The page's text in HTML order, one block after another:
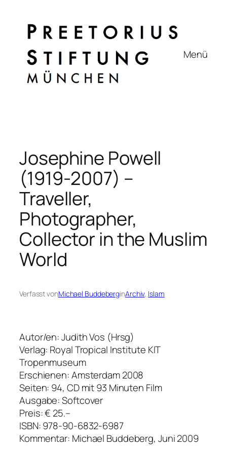
springen
Menü
Josephine Powell
(1919-2007) –
Traveller,
Photographer,
Collector in the Muslim
World
Verfasst vonMichael BuddeberginArchiv, Islam
Autor/en: Judith Vos (Hrsg)
Verlag: Royal Tropical Institute KIT
Tropenmuseum
Erschienen: Amsterdam 2008
Seiten: 94, CD mit 93 Minuten Film
Ausgabe: Softcover
Preis: € 25.–
ISBN: 978-90-6832-6987
Kommentar: Michael Buddeberg, Juni 2009